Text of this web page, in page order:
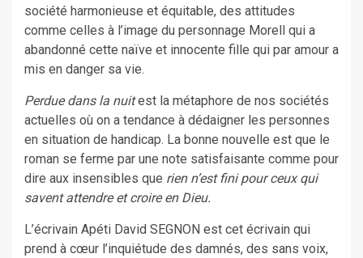
société harmonieuse et équitable, des attitudes
comme celles à l’image du personnage Morell qui a
abandonné cette naïve et innocente fille qui par amour a
mis en danger sa vie.
Perdue dans la nuitest la métaphore de nos sociétés
actuelles où on a tendance à dédaigner les personnes
en situation de handicap. La bonne nouvelle est que le
roman se ferme par une note satisfaisante comme pour
dire aux insensibles que rien n’est fini pour ceux qui
savent attendre et croire en Dieu.
L’écrivain Apéti David SEGNON est cet écrivain qui
prend à cœur l’inquiétude des damnés, des sans voix,